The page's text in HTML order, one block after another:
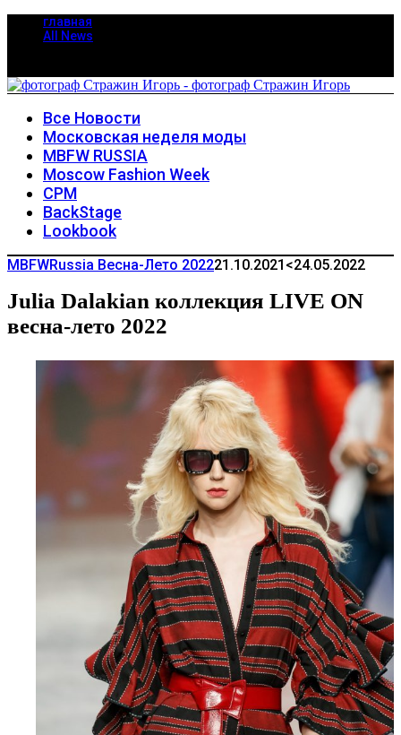
главная
All News
Все Новости
Московская неделя моды
MBFW RUSSIA
Moscow Fashion Week
CPM
BackStage
Lookbook
MBFWRussia Весна-Лето 202221.10.2021 <24.05.2022
Julia Dalakian коллекция LIVE ON
весна-лето 2022